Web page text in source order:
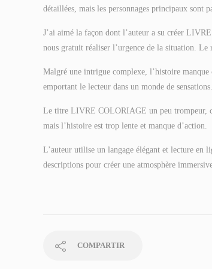
détaillées, mais les personnages principaux sont
J’ai aimé la façon dont l’auteur a su créer
nous gratuit réaliser l’urgence de la situation.
Malgré une intrigue complexe, l’histoire manque
emportant le lecteur dans un monde de
Le titre LIVRE COLORIAGE un peu trompeur,
mais l’histoire est trop lente et manque d’action.
L’auteur utilise un langage élégant et lecture en
descriptions pour créer une atmosphère
COMPARTIR